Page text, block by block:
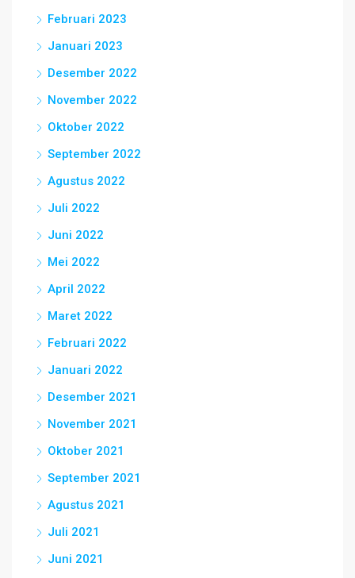
Februari 2023
Januari 2023
Desember 2022
November 2022
Oktober 2022
September 2022
Agustus 2022
Juli 2022
Juni 2022
Mei 2022
April 2022
Maret 2022
Februari 2022
Januari 2022
Desember 2021
November 2021
Oktober 2021
September 2021
Agustus 2021
Juli 2021
Juni 2021